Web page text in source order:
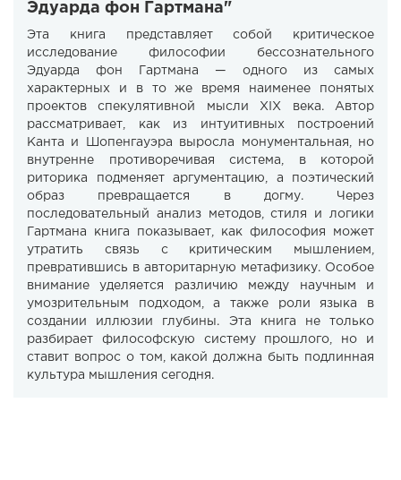
Эдуарда фон Гартмана"
Эта книга представляет собой критическое
исследование философии бессознательного
Эдуарда фон Гартмана — одного из самых
характерных и в то же время наименее понятых
проектов спекулятивной мысли XIX века. Автор
рассматривает, как из интуитивных построений
Канта и Шопенгауэра выросла монументальная, но
внутренне противоречивая система, в которой
риторика подменяет аргументацию, а поэтический
образ превращается в догму. Через
последовательный анализ методов, стиля и логики
Гартмана книга показывает, как философия может
утратить связь с критическим мышлением,
превратившись в авторитарную метафизику. Особое
внимание уделяется различию между научным и
умозрительным подходом, а также роли языка в
создании иллюзии глубины. Эта книга не только
разбирает философскую систему прошлого, но и
ставит вопрос о том, какой должна быть подлинная
культура мышления сегодня.